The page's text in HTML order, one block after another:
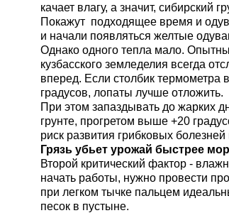
качает влагу, а значит, сибирский
Покажут подходящее время и
и начали появляться желтые
Однако одного тепла мало.
кузбасского земледелия всегда
вперед. Если столбик термометра
градусов, лопаты лучше отложить.
При этом запаздывать до жарких
грунте, прогретом выше +20
риск развития грибковых болезней
Грязь убьет урожай быстрее
Второй критический фактор -
начать работы, нужно провести
при легком тычке пальцем
песок в пустыне.